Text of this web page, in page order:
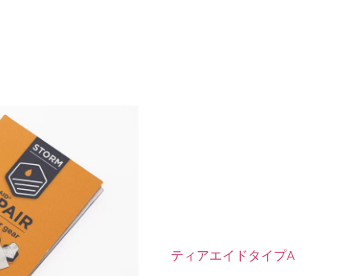
ティアエイドタイプA